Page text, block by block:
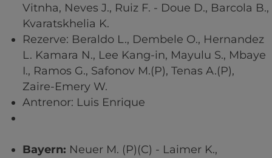
Vitnha, Neves J., Ruiz F. - Doue D., Barcola B.,
Kvaratskhelia K.
Rezerve: Beraldo L., Dembele O., Hernandez
L. Kamara N., Lee Kang-in, Mayulu S., Mbaye
I., Ramos G., Safonov M.(P), Tenas A.(P),
Zaire-Emery W.
Antrenor: Luis Enrique
Bayern: Neuer M. (P)(C) - Laimer K.,